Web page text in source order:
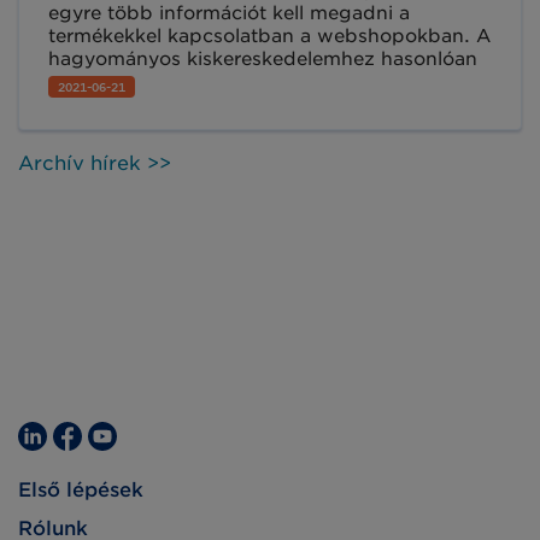
egyre több információt kell megadni a
termékekkel kapcsolatban a webshopokban. A
hagyományos kiskereskedelemhez hasonlóan
az értékesíthető termékek leírása rendkívül
fontos a fogyasztó vásárlói döntéséhez. A
szabványos termékazonosító szám miként
segíti termékei elektronikus piactereken
2021-06-21
Archív hírek >>
Első lépések
Rólunk